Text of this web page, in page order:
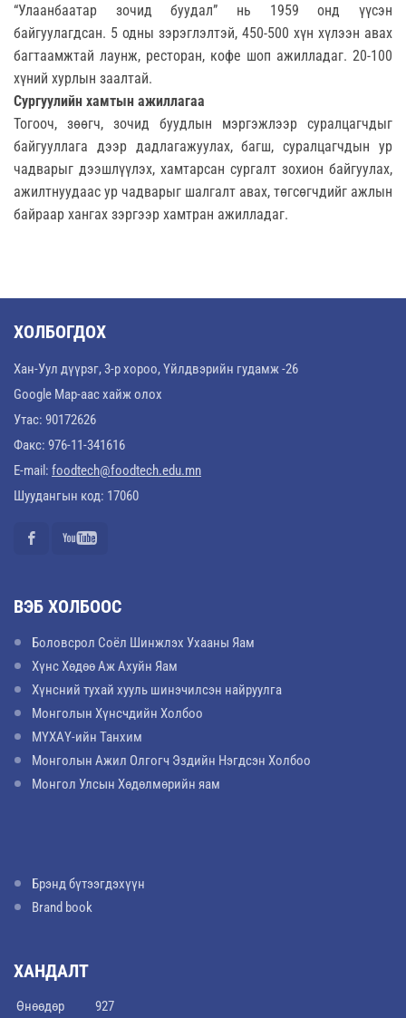
“Улаанбаатар зочид буудал” нь 1959 онд үүсэн
байгуулагдсан. 5 одны зэрэглэлтэй, 450-500 хүн хүлээн авах
багтаамжтай лаунж, ресторан, кофе шоп ажилладаг. 20-100
хүний хурлын заалтай.
Сургуулийн хамтын ажиллагаа
Тогооч, зөөгч, зочид буудлын мэргэжлээр суралцагчдыг
байгууллага дээр дадлагажуулах, багш, суралцагчдын ур
чадварыг дээшлүүлэх, хамтарсан сургалт зохион байгуулах,
ажилтнуудаас ур чадварыг шалгалт авах, төгсөгчдийг ажлын
байраар хангах зэргээр хамтран ажилладаг.
ХОЛБОГДОХ
Хан-Уул дүүрэг, 3-р хороо, Үйлдвэрийн гудамж -26
Google Map-аас хайж олох
Утас: 90172626
Факс: 976-11-341616
E-mail: foodtech@foodtech.edu.mn
Шуудангын код: 17060
ВЭБ ХОЛБООС
Боловсрол Соёл Шинжлэх Ухааны Яам
Хүнс Хөдөө Аж Ахуйн Яам
Хүнсний тухай хууль шинэчилсэн найруулга
Монголын Хүнсчдийн Холбоо
МҮХАҮ-ийн Танхим
Монголын Ажил Олгогч Эздийн Нэгдсэн Холбоо
Монгол Улсын Хөдөлмөрийн яам
Брэнд бүтээгдэхүүн
Brand book
ХАНДАЛТ
Өнөөдөр
927